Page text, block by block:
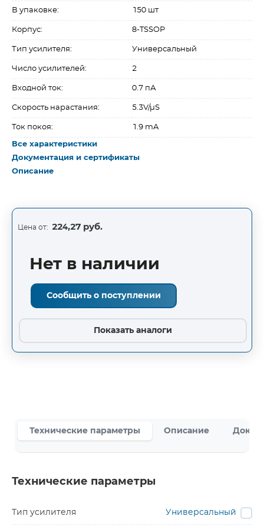
В упаковке: 150 шт
Корпус: 8-TSSOP
Тип усилителя: Универсальный
Число усилителей: 2
Входной ток: 0.7 пА
Скорость нарастания: 5.3V/µS
Ток покоя: 1.9 mA
Все характеристики
Документация и сертификаты
Описание
Цена от: 224,27 руб.
Нет в наличии
Сообщить о поступлении
Показать аналоги
Технические параметры Описание
Технические параметры
Тип усилителя Универсальный